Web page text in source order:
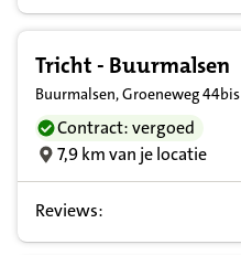
Tricht - Buurmalsen
Buurmalsen, Groeneweg 44bis
Contract: vergoed
7,9 km van je locatie
Reviews: